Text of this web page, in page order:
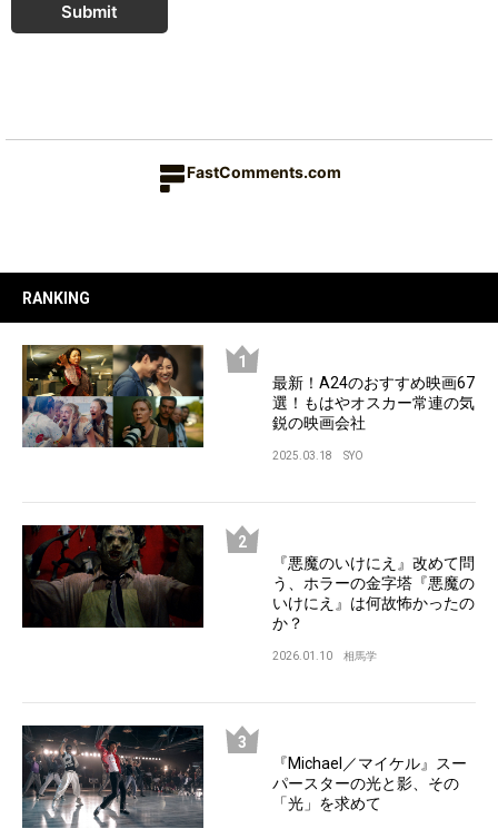
Submit
FastComments.com
RANKING
最新！A24のおすすめ映画67
選！もはやオスカー常連の気
鋭の映画会社
2025.03.18 SYO
『悪魔のいけにえ』改めて問
う、ホラーの金字塔『悪魔の
いけにえ』は何故怖かったの
か？
2026.01.10 相馬学
『Michael／マイケル』スー
パースターの光と影、その
「光」を求めて